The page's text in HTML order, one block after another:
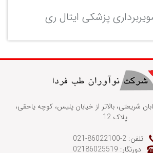
پزشکی ایتال ری
شریعتی، بالاتر از خیابان پلیس، کوچه یاحقی،
پلاک 12
تلفن: 2-86022100-021
دورنگار: 02186025519